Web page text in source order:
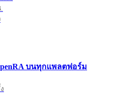
บนทุกแพลตฟอร์ม